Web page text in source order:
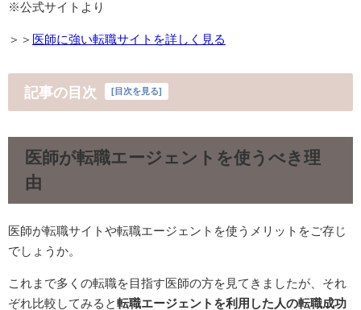
※公式サイトより
＞＞ 医師に強い転職サイトを詳しく見る
記事の目次 [目次を見る]
医師が転職エージェントを使うべき理
由
医師が転職サイトや転職エージェントを使うメリットをご存じ
でしょうか。
これまで多くの転職を目指す医師の方を見てきましたが、それ
ぞれ比較してみると 転職エージェントを利用した人の転職成功